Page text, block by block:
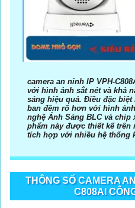
camera an ninh IP VPH-
với hình ảnh sắt nét và khả
sáng hiệu quả. Điều đặc biệt
ban đêm rõ hơn với hình
nghệ Ánh Sáng BLC và chip
phẩm này được thiết kế trên
tích hợp với nhiều hệ thống
THÔNG SỐ CAMERA
C808AI